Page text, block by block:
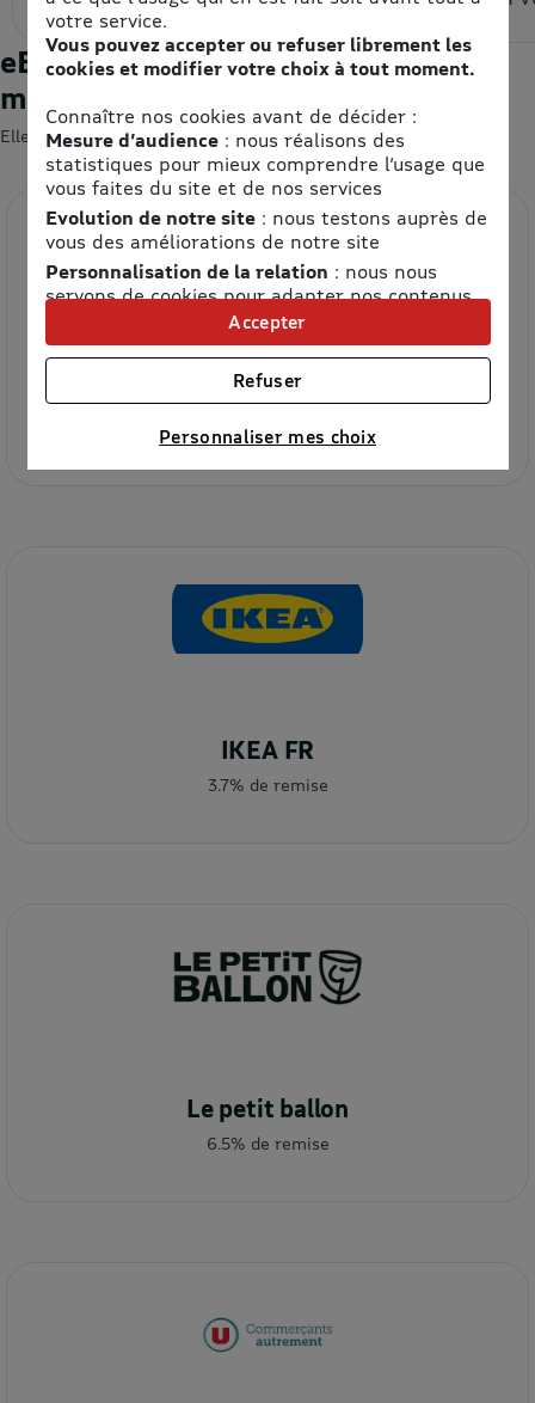
eBons d'achats : les enseignes du
moment
Elles devraient vous intéresser 😍
Etam
8.5% de remise
IKEA FR
3.7% de remise
Le petit ballon
6.5% de remise
votre service.
Vous pouvez accepter ou refuser librement les
cookies et modifier votre choix à tout moment.
Connaître nos cookies avant de décider :
Mesure d’audience: nous réalisons des
statistiques pour mieux comprendre l’usage que
vous faites du site et de nos services
Evolution de notre site: nous testons auprès de
vous des améliorations de notre site
Personnalisation de la relation : nous nous
servons de cookies pour adapter nos contenus
et personnaliser nos offres
Univers publicitaire: nous utilisons avec nos
partenaires des cookies pour afficher des
publicités personnalisées
Connaître notre politique cookies et la liste de nos
Personnaliser mes choix
Refuser
Accepter